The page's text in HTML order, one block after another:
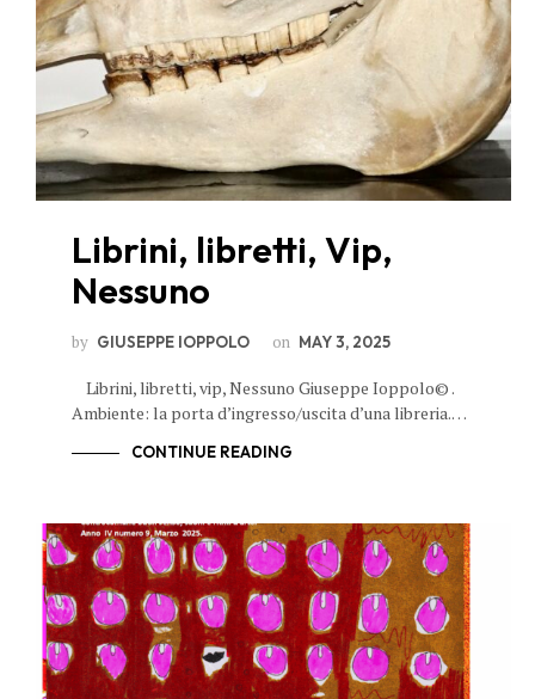
Librini, libretti, Vip,
Nessuno
by GIUSEPPE IOPPOLO on MAY 3, 2025
Librini, libretti, vip, Nessuno Giuseppe Ioppolo© .
Ambiente: la porta d’ingresso/uscita d’una libreria.…
CONTINUE READING